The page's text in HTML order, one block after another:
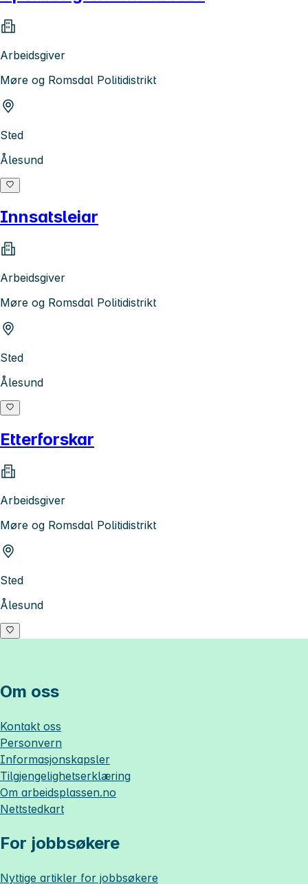
Arbeidsgiver
Møre og Romsdal Politidistrikt
Sted
Ålesund
Innsatsleiar
Arbeidsgiver
Møre og Romsdal Politidistrikt
Sted
Ålesund
Etterforskar
Arbeidsgiver
Møre og Romsdal Politidistrikt
Sted
Ålesund
Om oss
Kontakt oss
Personvern
Informasjonskapsler
Tilgjengelighetserklæring
Om arbeidsplassen.no
Nettstedkart
For jobbsøkere
Nyttige artikler for jobbsøkere